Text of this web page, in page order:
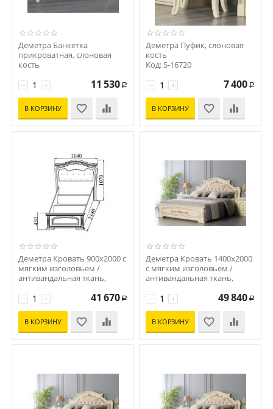
Деметра Банкетка
прикроватная, слоновая
кость
+
− 11 530 Р
В КОРЗИНУ
Деметра Пуфик, слоновая
кость
Код: S-16720
+
− 7 400 Р
В КОРЗИНУ
Деметра Кровать 900x2000 с
мягким изголовьем /
антивандальная ткань,
Код: S-16719
+
− 41 670 Р
В КОРЗИНУ
Деметра Кровать 1400x2000
с мягким изголовьем /
антивандальная ткань,
Код: S-16718
+
− 49 840 Р
В КОРЗИНУ